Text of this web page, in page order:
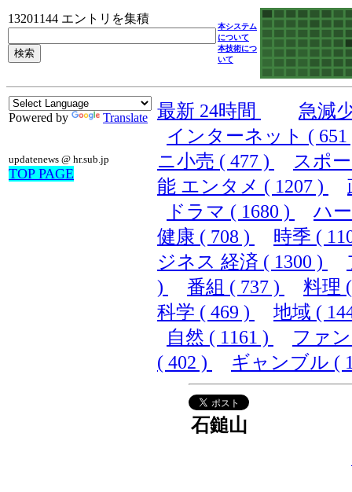
13201144 エントリを集積
本システム
について
本技術につ
いて
Powered by Translate
updatenews @ hr.sub.jp
TOP PAGE
最新 24時間
急減
インターネット (
ニ小売 ( 477 )
スポ
能 エンタメ ( 1207 )
ドラマ ( 1680 )
ハ
健康 ( 708 )
時季 (
ジネス 経済 ( 1300 )
)
番組 ( 737 )
料理
科学 ( 469 )
地域 (
自然 ( 1161 )
ファ
( 402 )
ギャンブル (
石鎚山